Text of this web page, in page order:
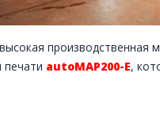
печати autoMAP200-E,